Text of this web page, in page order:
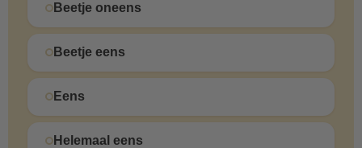
Beetje oneens
Beetje eens
Eens
Helemaal eens